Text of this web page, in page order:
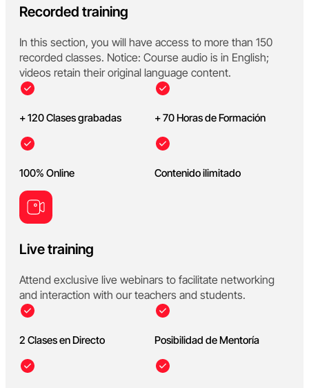
Recorded training
In this section, you will have access to more than 150
recorded classes. Notice: Course audio is in English;
videos retain their original language content.
+ 120 Clases grabadas + 70 Horas de Formación
100% Online Contenido ilimitado
Live training
Attend exclusive live webinars to facilitate networking
and interaction with our teachers and students.
2 Clases en Directo Posibilidad de Mentoría